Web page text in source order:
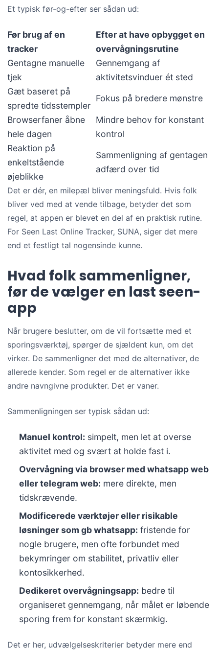
Et typisk før-og-efter ser sådan ud:
Før brug af en
tracker
Efter at have opbygget en
overvågningsrutine
Gentagne manuelle
tjek
Gennemgang af
aktivitetsvinduer ét sted
Gæt baseret på
spredte tidsstempler
Fokus på bredere mønstre
Browserfaner åbne
hele dagen
Mindre behov for konstant
kontrol
Reaktion på
enkeltstående
øjeblikke
Sammenligning af gentagen
adfærd over tid
Det er dér, en milepæl bliver meningsfuld. Hvis folk
bliver ved med at vende tilbage, betyder det som
regel, at appen er blevet en del af en praktisk rutine.
For Seen Last Online Tracker, SUNA, siger det mere
end et festligt tal nogensinde kunne.
Hvad folk sammenligner,
før de vælger en last seen-
app
Når brugere beslutter, om de vil fortsætte med et
sporingsværktøj, spørger de sjældent kun, om det
virker. De sammenligner det med de alternativer, de
allerede kender. Som regel er de alternativer ikke
andre navngivne produkter. Det er vaner.
Sammenligningen ser typisk sådan ud:
Manuel kontrol: simpelt, men let at overse
aktivitet med og svært at holde fast i.
Overvågning via browser med whatsapp web
eller telegram web: mere direkte, men
tidskrævende.
Modificerede værktøjer eller risikable
løsninger som gb whatsapp: fristende for
nogle brugere, men ofte forbundet med
bekymringer om stabilitet, privatliv eller
kontosikkerhed.
Dedikeret overvågningsapp: bedre til
organiseret gennemgang, når målet er løbende
sporing frem for konstant skærmkig.
Det er her, udvælgelseskriterier betyder mere end